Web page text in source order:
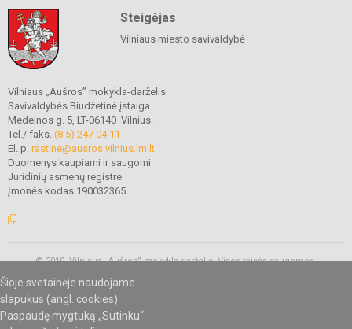
Šioje svetainėje naudojame
slapukus (angl. cookies).
Paspaudę mygtuką „Sutinku“
Steigėjas
Vilniaus miesto savivaldybė
Vilniaus „Aušros” mokykla-darželis
Savivaldybės Biudžetinė įstaiga.
Medeinos g. 5, LT-06140 Vilnius.
Tel./ faks. (8 5) 247 04 11
El. p. rastine@ausros.vilnius.lm.lt
Duomenys kaupiami ir saugomi
Juridinių asmenų registre
Įmonės kodas 190032365
© 2019. Vilniaus „Aušros” mokykla-darželis. Visos teisės saugomos.